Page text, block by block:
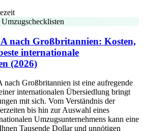
nach Großbritannien: Kosten,
internationale
(2026)
Großbritannien ist eine aufregende
internationalen Übersiedlung bringt
mit sich. Vom Verständnis der
bis hin zur Auswahl eines
Umzugsunternehmens kann eine
Tausende Dollar und unnötigen